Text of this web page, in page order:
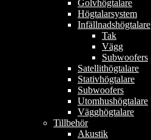
Golvhögtalare
Högtalarsystem
Infällnadshögtalare
Tak
Vägg
Subwoofers
Satellithögtalare
Stativhögtalare
Subwoofers
Utomhushögtalare
Vägghögtalare
Tillbehör
Akustik